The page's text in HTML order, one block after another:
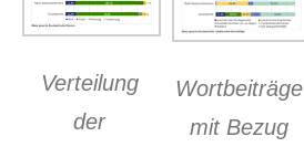
Verteilung
der
Wortbeiträge
mit Bezug